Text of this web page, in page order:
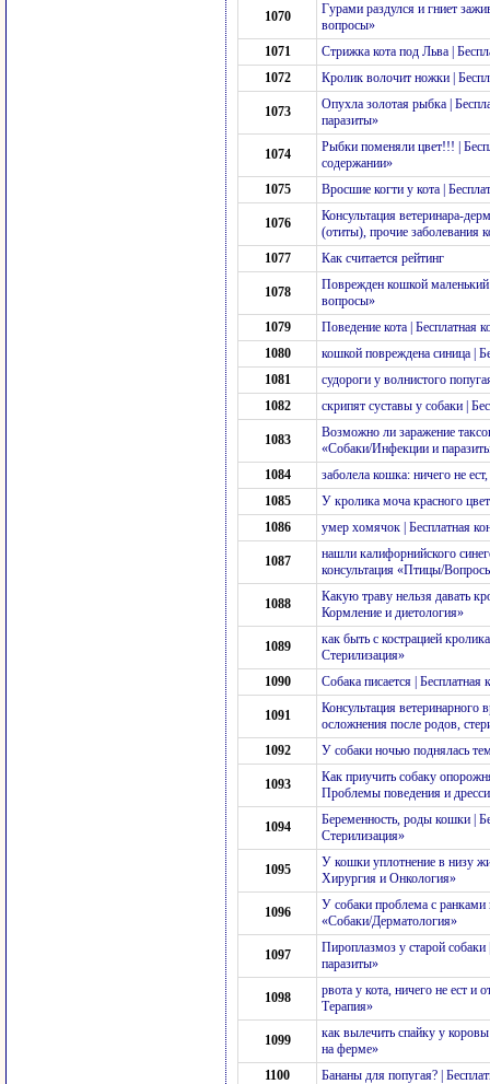
1070
Гурами раздулся и гниет
вопросы»
1071
Стрижка кота под Льва |
1072
Кролик волочит ножки |
1073
Опухла золотая рыбка |
паразиты»
1074
Рыбки поменяли цвет!!! |
содержании»
1075
Вросшие когти у кота |
1076
Консультация ветеринара-
(отиты), прочие заболевания
1077
Как считается рейтинг
1078
Поврежден кошкой маленький
вопросы»
1079
Поведение кота | Бесплатная
1080
кошкой повреждена синица |
1081
судороги у волнистого
1082
скрипят суставы у собаки |
1083
Возможно ли заражение
«Собаки/Инфекции и
1084
заболела кошка: ничего не
1085
У кролика моча красного
1086
умер хомячок | Бесплатная
1087
нашли калифорнийского
консультация «Птицы/
1088
Какую траву нельзя давать
Кормление и диетология»
1089
как быть с кострацией
Стерилизация»
1090
Собака писается |
1091
Консультация
осложнения после родов,
1092
У собаки ночью поднялась
1093
Как приучить собаку
Проблемы поведения и
1094
Беременность, роды кошки |
Стерилизация»
1095
У кошки уплотнение в низу
Хирургия и Онкология»
1096
У собаки проблема с ранками
«Собаки/Дерматология»
1097
Пироплазмоз у старой
паразиты»
1098
рвота у кота, ничего не ест и
Терапия»
1099
как вылечить спайку у
на ферме»
1100
Бананы для попугая? |